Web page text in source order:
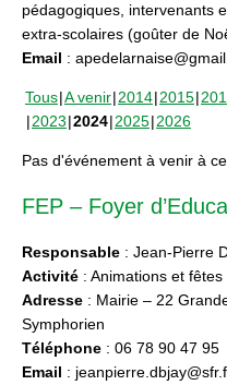
pédagogiques, intervenants
extra-scolaires (goûter de
Email :
Tous A venir 2014 2015
2023 2024 2025 2026
Pas d'événement à venir à ce
FEP – Foyer
Responsable : Jean-Pierre
Activité : Animations et
Adresse : Mairie – 22
Symphorien
Téléphone : 06 78 90 47 95
Email :